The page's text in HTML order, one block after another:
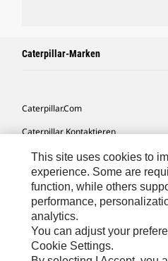
Caterpillar-Marken
Caterpillar.com
Caterpillar Kontaktieren
Meine Marketing-Präferenzen
Seitenübersicht
Cookie Settings
Rechtliche Hinweise
Datenschutz
This site uses cookies to
experience. Some are
function, while others
performance,
analytics.
You can adjust your
Cookie Settings.